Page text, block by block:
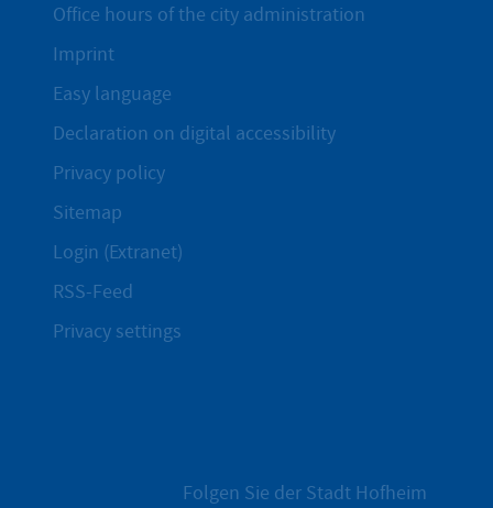
Office hours of the city administration
Imprint
Easy language
Declaration on digital accessibility
Privacy policy
Sitemap
Login (Extranet)
RSS-Feed
Privacy settings
Folgen Sie der Stadt Hofheim